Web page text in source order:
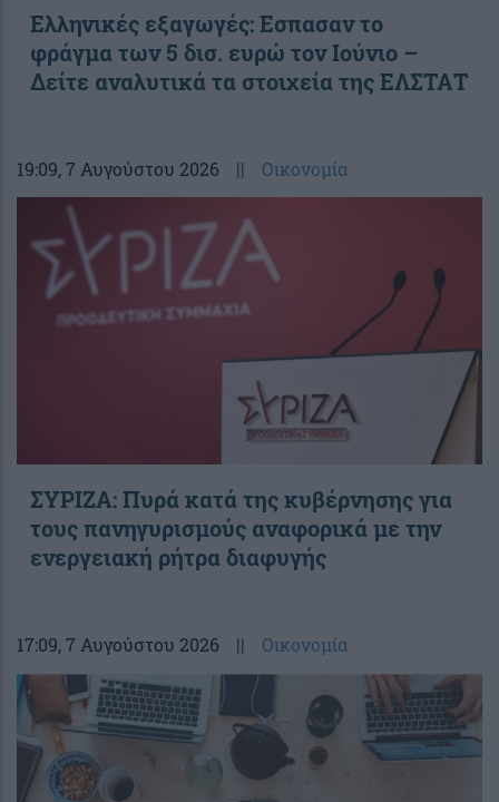
Ελληνικές εξαγωγές: Εσπασαν το
φράγμα των 5 δισ. ευρώ τον Ιούνιο –
Δείτε αναλυτικά τα στοιχεία της ΕΛΣΤΑΤ
19:09, 7 Αυγούστου 2026 || Οικονομία
ΣΥΡΙΖΑ: Πυρά κατά της κυβέρνησης για
τους πανηγυρισμούς αναφορικά με την
ενεργειακή ρήτρα διαφυγής
17:09, 7 Αυγούστου 2026 || Οικονομία